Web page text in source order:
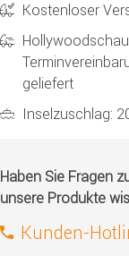
Kostenloser
geliefert
Inselzuschlag:
Haben Sie Fragen
unsere Produkte
Kunden-